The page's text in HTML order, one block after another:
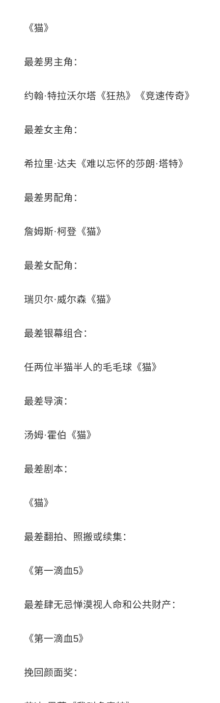
《猫》
最差男主角：
约翰·特拉沃尔塔《狂热》《竞速传奇》
最差女主角：
希拉里·达夫《难以忘怀的莎朗·塔特》
最差男配角：
詹姆斯·柯登《猫》
最差女配角：
瑞贝尔·威尔森《猫》
最差银幕组合：
任两位半猫半人的毛毛球《猫》
最差导演：
汤姆·霍伯《猫》
最差剧本：
《猫》
最差翻拍、照搬或续集：
《第一滴血5》
最差肆无忌惮漠视人命和公共财产：
《第一滴血5》
挽回颜面奖：